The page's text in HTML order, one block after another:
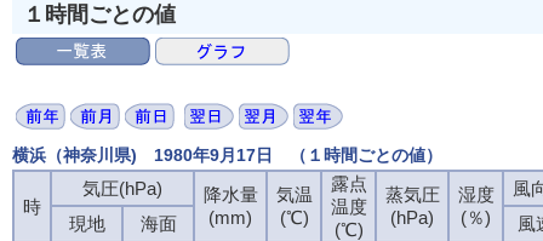
１時間ごとの値
横浜（神奈川県) 1980年9月17日 （１時間ごとの値）
時
気圧(hPa)
降水量
(mm)
気温
(℃)
露点
温度
(℃)
蒸気圧
(hPa)
湿度
(％)
風
現地
海面
風